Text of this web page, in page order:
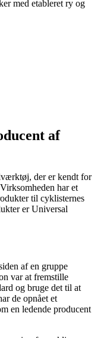
med etableret ry og
af
der er kendt for
har et
til cyklisternes
er Universal
af en gruppe
var at fremstille
og bruge det til at
de opnået et
en ledende producent